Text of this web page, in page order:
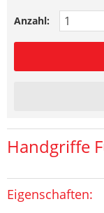
Anzahl:
Handgriffe
Eigenschaften: